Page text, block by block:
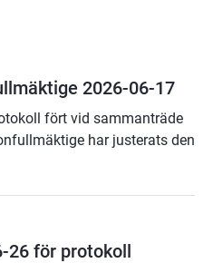
2026-06-17
fört vid sammanträde
har justerats den
26 för protokoll